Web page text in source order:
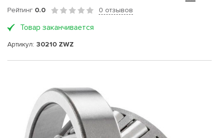
Рейтинг 0.0 0 отзывов
Товар заканчивается
Артикул: 30210 ZWZ